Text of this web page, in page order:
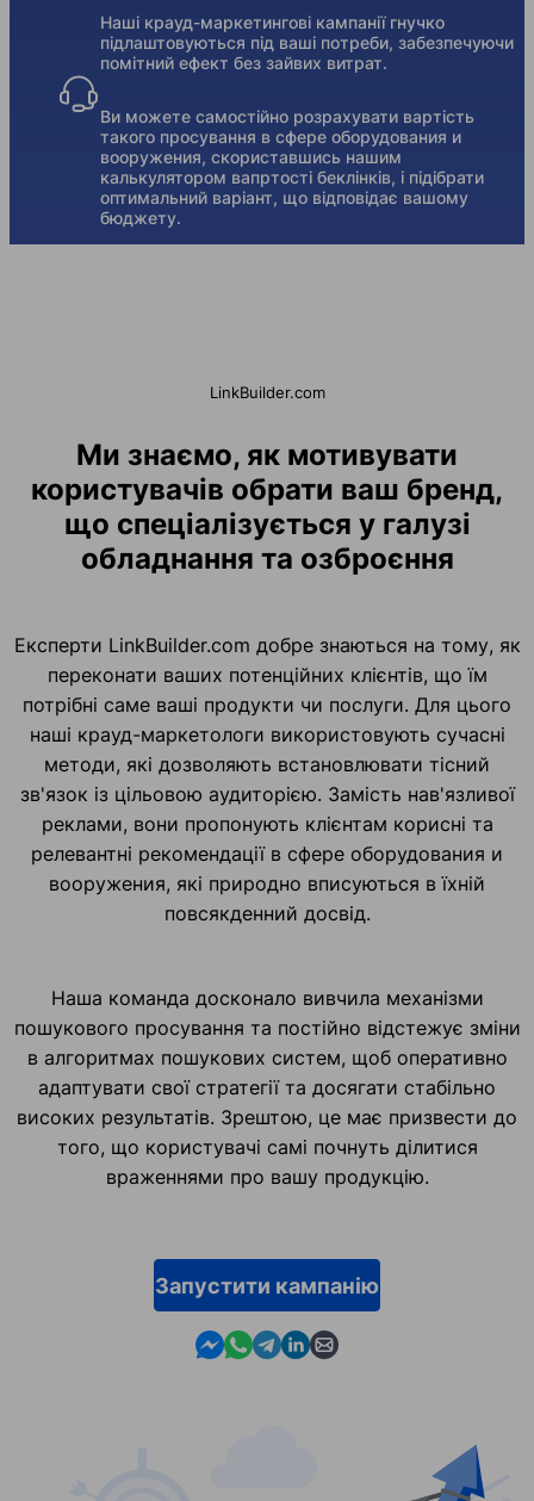
Наші крауд-маркетингові кампанії гнучко
підлаштовуються під ваші потреби, забезпечуючи
помітний ефект без зайвих витрат.
Ви можете самостійно розрахувати вартість
такого просування в сфере оборудования и
вооружения, скориставшись нашим
калькулятором вапртості беклінків, і підібрати
оптимальний варіант, що відповідає вашому
бюджету.
LinkBuilder.com
Ми знаємо, як мотивувати
користувачів обрати ваш бренд,
що спеціалізується у галузі
обладнання та озброєння
Експерти LinkBuilder.com добре знаються на тому, як
переконати ваших потенційних клієнтів, що їм
потрібні саме ваші продукти чи послуги. Для цього
наші крауд-маркетологи використовують сучасні
методи, які дозволяють встановлювати тісний
зв'язок із цільовою аудиторією. Замість нав'язливої
реклами, вони пропонують клієнтам корисні та
релевантні рекомендації в сфере оборудования и
вооружения, які природно вписуються в їхній
повсякденний досвід.
Наша команда досконало вивчила механізми
пошукового просування та постійно відстежує зміни
в алгоритмах пошукових систем, щоб оперативно
адаптувати свої стратегії та досягати стабільно
високих результатів. Зрештою, це має призвести до
того, що користувачі самі почнуть ділитися
враженнями про вашу продукцію.
Запустити кампанію
Contact us in Messenger
Contact us in WhatsApp
Contact us in Telegram
Contact us in Linkedin
Contact us by email